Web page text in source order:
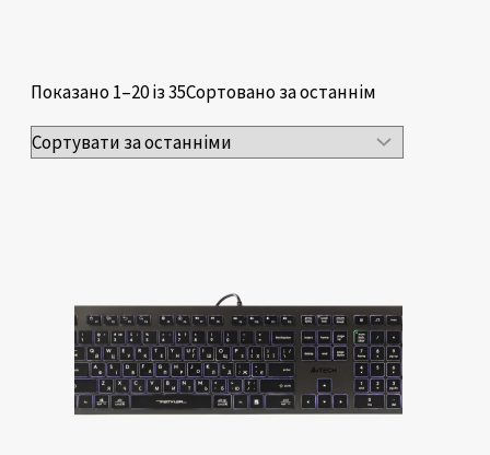
Показано 1–20 із 35Сортовано за останнім